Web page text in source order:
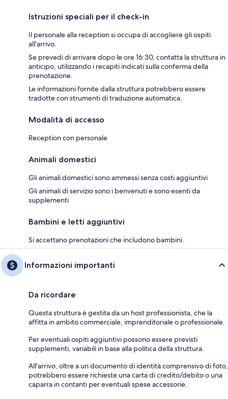
Istruzioni speciali per il check-in
Il personale alla reception si occupa di accogliere gli ospiti
all'arrivo.
Se prevedi di arrivare dopo le ore 16:30, contatta la struttura in
anticipo, utilizzando i recapiti indicati sulla conferma della
prenotazione.
Le informazioni fornite dalla struttura potrebbero essere
tradotte con strumenti di traduzione automatica.
Modalità di accesso
Reception con personale
Animali domestici
Gli animali domestici sono ammessi senza costi aggiuntivi
Gli animali di servizio sono i benvenuti e sono esenti da
supplementi
Bambini e letti aggiuntivi
Si accettano prenotazioni che includono bambini.
Informazioni importanti
Da ricordare
Questa struttura è gestita da un host professionista, che la
affitta in ambito commerciale, imprenditoriale o professionale.
Per eventuali ospiti aggiuntivi possono essere previsti
supplementi, variabili in base alla politica della struttura.
All'arrivo, oltre a un documento di identità comprensivo di foto,
potrebbero essere richieste una carta di credito/debito o una
caparra in contanti per eventuali spese accessorie.